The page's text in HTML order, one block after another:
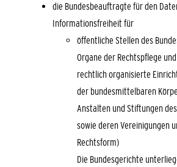
die Bundesbeauftragte für den
Informationsfreiheit für
öffentliche Stellen des
Organe der Rechtspflege
rechtlich organisierte
der bundesmittelbaren
Anstalten und Stiftungen
sowie deren Vereinigungen
Rechtsform)
Die Bundesgerichte